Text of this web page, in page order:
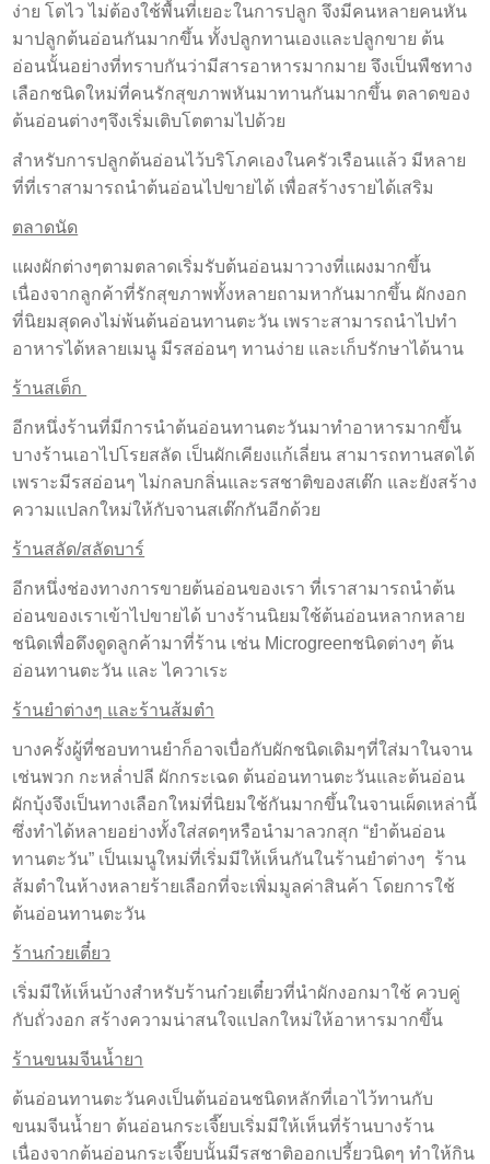
ง่าย โตไว ไม่ต้องใช้พื้นที่เยอะในการปลูก จึงมีคนหลายคนหัน
มาปลูกต้นอ่อนกันมากขึ้น ทั้งปลูกทานเองและปลูกขาย ต้น
อ่อนนั้นอย่างที่ทราบกันว่ามีสารอาหารมากมาย จึงเป็นพืชทาง
เลือกชนิดใหม่ที่คนรักสุขภาพหันมาทานกันมากขึ้น ตลาดของ
ต้นอ่อนต่างๆจึงเริ่มเติบโตตามไปด้วย
สำหรับการปลูกต้นอ่อนไว้บริโภคเองในครัวเรือนแล้ว มีหลาย
ที่ที่เราสามารถนำต้นอ่อนไปขายได้ เพื่อสร้างรายได้เสริม
ตลาดนัด
แผงผักต่างๆตามตลาดเริ่มรับต้นอ่อนมาวางที่แผงมากขึ้น
เนื่องจากลูกค้าที่รักสุขภาพทั้งหลายถามหากันมากขึ้น ผักงอก
ที่นิยมสุดคงไม่พ้นต้นอ่อนทานตะวัน เพราะสามารถนำไปทำ
อาหารได้หลายเมนู มีรสอ่อนๆ ทานง่าย และเก็บรักษาได้นาน
ร้านสเต็ก
อีกหนึ่งร้านที่มีการนำต้นอ่อนทานตะวันมาทำอาหารมากขึ้น
บางร้านเอาไปโรยสลัด เป็นผักเคียงแก้เลี่ยน สามารถทานสดได้
เพราะมีรสอ่อนๆ ไม่กลบกลิ่นและรสชาติของสเต๊ก และยังสร้าง
ความแปลกใหม่ให้กับจานสเต๊กกันอีกด้วย
ร้านสลัด/สลัดบาร์
อีกหนึ่งช่องทางการขายต้นอ่อนของเรา ที่เราสามารถนำต้น
อ่อนของเราเข้าไปขายได้ บางร้านนิยมใช้ต้นอ่อนหลากหลาย
ชนิดเพื่อดึงดูดลูกค้ามาที่ร้าน เช่น Microgreenชนิดต่างๆ ต้น
อ่อนทานตะวัน และ ไควาเระ
ร้านยำต่างๆ และร้านส้มตำ
บางครั้งผู้ที่ชอบทานยำก็อาจเบื่อกับผักชนิดเดิมๆที่ใส่มาในจาน
เช่นพวก กะหล่ำปลี ผักกระเฉด ต้นอ่อนทานตะวันและต้นอ่อน
ผักบุ้งจึงเป็นทางเลือกใหม่ที่นิยมใช้กันมากขึ้นในจานเผ็ดเหล่านี้
ซึ่งทำได้หลายอย่างทั้งใส่สดๆหรือนำมาลวกสุก “ยำต้นอ่อน
ทานตะวัน” เป็นเมนูใหม่ที่เริ่มมีให้เห็นกันในร้านยำต่างๆ ร้าน
ส้มตำในห้างหลายร้ายเลือกที่จะเพิ่มมูลค่าสินค้า โดยการใช้
ต้นอ่อนทานตะวัน
ร้านก๋วยเตี๋ยว
เริ่มมีให้เห็นบ้างสำหรับร้านก๋วยเตี๋ยวที่นำผักงอกมาใช้ ควบคู่
กับถั่วงอก สร้างความน่าสนใจแปลกใหม่ให้อาหารมากขึ้น
ร้านขนมจีนน้ำยา
ต้นอ่อนทานตะวันคงเป็นต้นอ่อนชนิดหลักที่เอาไว้ทานกับ
ขนมจีนน้ำยา ต้นอ่อนกระเจี๊ยบเริ่มมีให้เห็นที่ร้านบางร้าน
เนื่องจากต้นอ่อนกระเจี๊ยบนั้นมีรสชาติออกเปรี้ยวนิดๆ ทำให้กิน